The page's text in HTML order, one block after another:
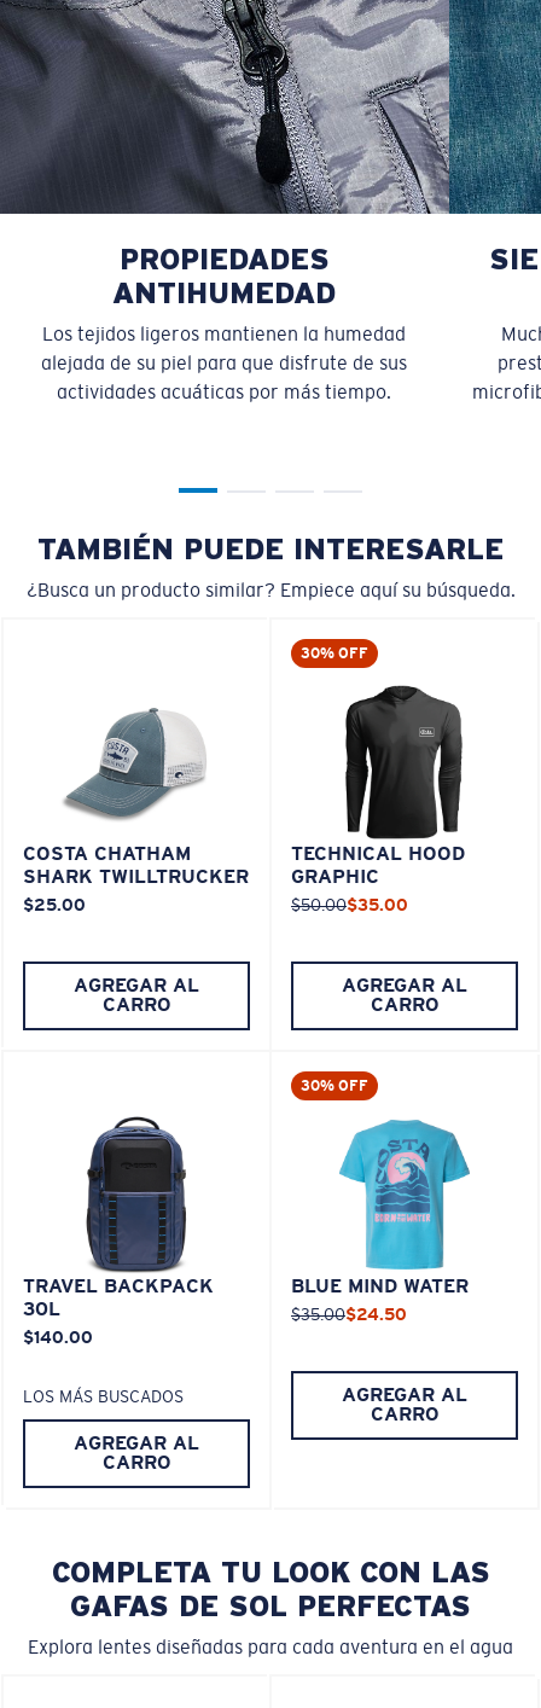
PROPIEDADES
ANTIHUMEDAD
Los tejidos ligeros mantienen la humedad
alejada de su piel para que disfrute de sus
actividades acuáticas por más tiempo.
TAMBIÉN PUEDE INTERESARLE
¿Busca un producto similar? Empiece aquí su búsqueda.
COSTA CHATHAM
SHARK TWILLTRUCKER
$25.00
AGREGAR AL
CARRO
30% OFF
TECHNICAL HOOD
GRAPHIC
$50.00$35.00
AGREGAR AL
CARRO
TRAVEL BACKPACK
30L
$140.00
LOS MÁS BUSCADOS
AGREGAR AL
CARRO
30% OFF
BLUE MIND WATER
$35.00$24.50
AGREGAR AL
CARRO
COMPLETA TU LOOK CON LAS
GAFAS DE SOL PERFECTAS
Explora lentes diseñadas para cada aventura en el agua